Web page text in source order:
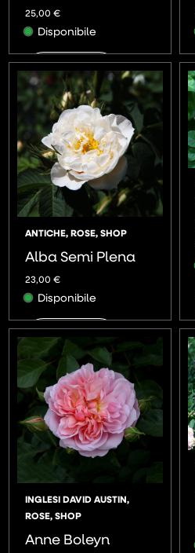
25,00€
Disponibile
AGGIUNGI
ANTICHE,ROSE,SHOP
Alba Semi Plena
23,00€
Disponibile
AGGIUNGI
INGLESI DAVID AUSTIN,
ROSE,SHOP
Anne Boleyn